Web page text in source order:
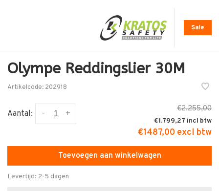
Sale
Olympe Reddingslier 30M
Artikelcode: 202918
Aantal: +
-
€2.255,00
€1.799,27
€1487,00 excl btw
Toevoegen aan winkelwagen
Levertijd: 2-5 dagen